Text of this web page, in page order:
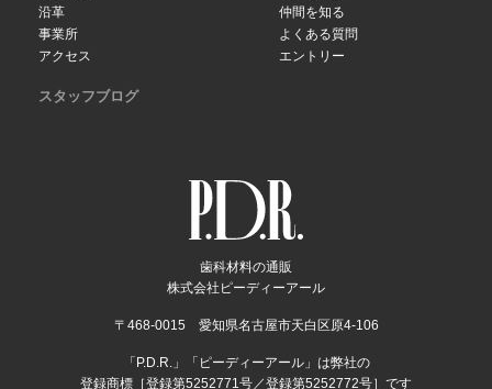
歯科材料の通販
株式会社ピーディーアール
〒468-0015 愛知県名古屋市天白区原4-106
「P.D.R.」「ピーディーアール」は弊社の
登録商標［登録第5252771号／登録第5252772号］です
沿革
事業所
アクセス
仲間を知る
よくある質問
エントリー
スタッフブログ